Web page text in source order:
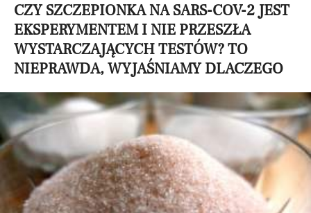
CZY SZCZEPIONKA NA SARS-COV-2 JEST
EKSPERYMENTEM I NIE PRZESZŁA
WYSTARCZAJĄCYCH TESTÓW? TO
NIEPRAWDA, WYJAŚNIAMY DLACZEGO